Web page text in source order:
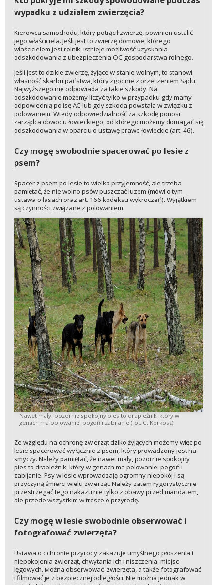
wypadku z udziałem zwierzęcia?
Kierowca samochodu, który potrącił zwierzę, powinien ustalić
jego właściciela. Jeśli jest to zwierzę domowe, którego
właścicielem jest rolnik, istnieje możliwość uzyskania
odszkodowania z ubezpieczenia OC gospodarstwa rolnego.
Jeśli jest to dzikie zwierzę, żyjące w stanie wolnym, to stanowi
własność skarbu państwa, który zgodnie z orzeczeniem Sądu
Najwyższego nie odpowiada za takie szkody. Na
odszkodowanie możemy liczyć tylko w przypadku gdy mamy
odpowiednią polisę AC lub gdy szkoda powstała w związku z
polowaniem. Wtedy odpowiedzialność za szkodę ponosi
zarządca obwodu łowieckiego, od którego możemy domagać się
odszkodowania w oparciu o ustawę prawo łowieckie (art. 46).
Czy mogę swobodnie spacerować po lesie z
psem?
Spacer z psem po lesie to wielka przyjemność, ale trzeba
pamiętać, że nie wolno psów puszczać luzem (mówi o tym
ustawa o lasach oraz art. 166 kodeksu wykroczeń). Wyjątkiem
są czynności związane z polowaniem.
Nawet mały, pozornie spokojny pies to drapieżnik, który w
genach ma polowanie: pogoń i zabijanie (fot. C. Korkosz)
Ze względu na ochronę zwierząt dziko żyjących możemy więc po
lesie spacerować wyłącznie z psem, który prowadzony jest na
smyczy. Należy pamiętać, że nawet mały, pozornie spokojny
pies to drapieżnik, który w genach ma polowanie: pogoń i
zabijanie. Psy w lesie wprowadzają ogromny niepokój i są
przyczyną śmierci wielu zwierząt. Należy zatem rygorystycznie
przestrzegać tego nakazu nie tylko z obawy przed mandatem,
ale przede wszystkim w trosce o przyrodę.
Czy mogę w lesie swobodnie obserwować i
fotografować zwierzęta?
Ustawa o ochronie przyrody zakazuje umyślnego płoszenia i
niepokojenia zwierząt, chwytania ich i niszczenia miejsc
lęgowych. Można obserwować zwierzęta, a także fotografować
i filmować je z bezpiecznej odległości. Nie można jednak w